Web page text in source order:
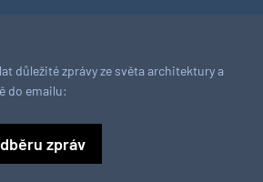
důležité zprávy ze světa architektury a
do emailu:
zpráv